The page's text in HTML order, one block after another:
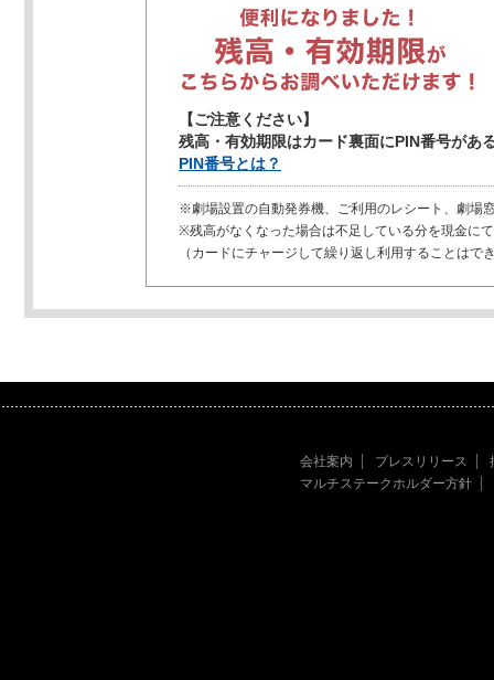
【ご注意ください】
残高・有効期限はカード裏面にPIN番号があ
PIN番号とは？
※劇場設置の自動発券機、ご利用のレシート、劇場
※残高がなくなった場合は不足している分を現金に
（カードにチャージして繰り返し利用することはで
会社案内 プレスリリース
マルチステークホルダー方針